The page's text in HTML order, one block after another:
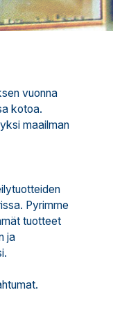
vuonna
kotoa.
maailman
Pyrimme
tuotteet
ja